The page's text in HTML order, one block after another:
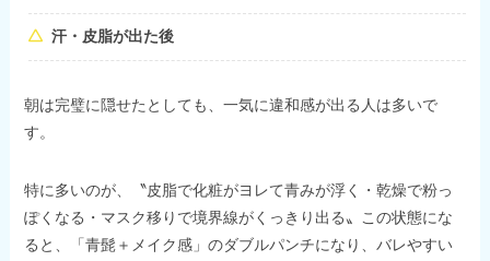
汗・皮脂が出た後
朝は完璧に隠せたとしても、一気に違和感が出る人は多いで
す。
特に多いのが、〝皮脂で化粧がヨレて青みが浮く・乾燥で粉っ
ぽくなる・マスク移りで境界線がくっきり出る〟この状態にな
ると、「青髭＋メイク感」のダブルパンチになり、バレやすい